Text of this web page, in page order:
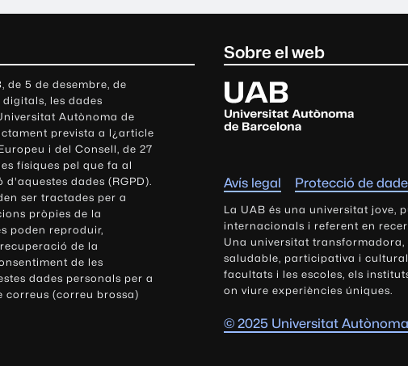
5 de desembre, de
les dades
Autònoma de
prevista a l¿article
i del Consell, de 27
físiques pel que fa al
dades (RGPD).
ser tractades per a
pròpies de la
poden reproduir,
de la
de les
dades personals per a
correus (correu brossa)
Sobre el web
U
n
i
s
i
t
a
t
A
u
t
ò
Avís legal Protecció de
La UAB és una universitat jove,
internacionals i referent en
Una universitat
saludable, participativa i
facultats i les escoles, els
on viure experiències úniques.
© 2025 Universitat